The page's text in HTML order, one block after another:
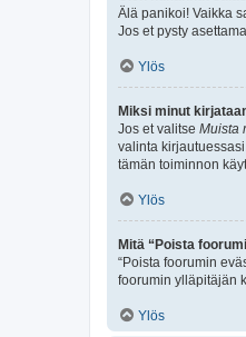
Älä panikoi! Vaikka
Jos et pysty
Ylös
Miksi minut
Jos et valitse Muista
valinta
tämän toiminnon
Ylös
Mitä “Poista
“Poista foorumin
foorumin ylläpitäjän
Ylös